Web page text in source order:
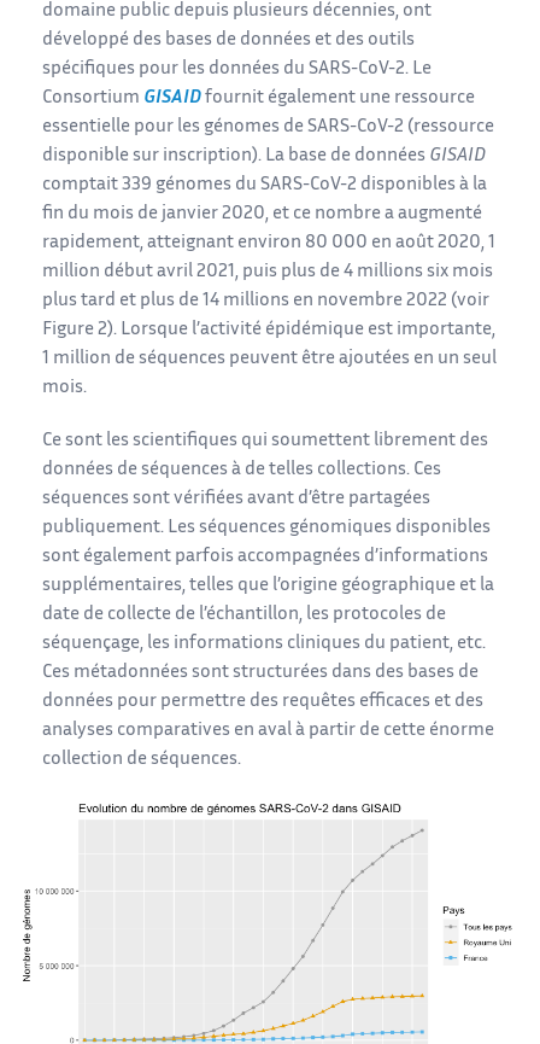
domaine public depuis plusieurs décennies, ont
développé des bases de données et des outils
spécifiques pour les données du SARS-CoV-2. Le
Consortium GISAID fournit également une ressource
essentielle pour les génomes de SARS-CoV-2 (ressource
disponible sur inscription). La base de données GISAID
comptait 339 génomes du SARS-CoV-2 disponibles à la
fin du mois de janvier 2020, et ce nombre a augmenté
rapidement, atteignant environ 80 000 en août 2020, 1
million début avril 2021, puis plus de 4 millions six mois
plus tard et plus de 14 millions en novembre 2022 (voir
Figure 2). Lorsque l’activité épidémique est importante,
1 million de séquences peuvent être ajoutées en un seul
mois.
Ce sont les scientifiques qui soumettent librement des
données de séquences à de telles collections. Ces
séquences sont vérifiées avant d’être partagées
publiquement. Les séquences génomiques disponibles
sont également parfois accompagnées d’informations
supplémentaires, telles que l’origine géographique et la
date de collecte de l’échantillon, les protocoles de
séquençage, les informations cliniques du patient, etc.
Ces métadonnées sont structurées dans des bases de
données pour permettre des requêtes efficaces et des
analyses comparatives en aval à partir de cette énorme
collection de séquences.